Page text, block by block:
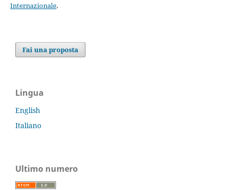
Internazionale.
Fai una proposta
Lingua
English
Italiano
Ultimo numero